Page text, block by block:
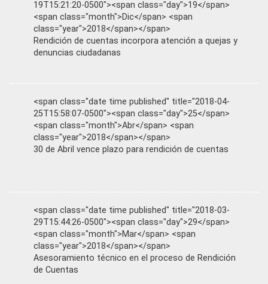
19T15:21:20-0500"><span class="day">19</span>
<span class="month">Dic</span> <span
class="year">2018</span></span>
Rendición de cuentas incorpora atención a quejas y
denuncias ciudadanas
<span class="date time published" title="2018-04-
25T15:58:07-0500"><span class="day">25</span>
<span class="month">Abr</span> <span
class="year">2018</span></span>
30 de Abril vence plazo para rendición de cuentas
<span class="date time published" title="2018-03-
29T15:44:26-0500"><span class="day">29</span>
<span class="month">Mar</span> <span
class="year">2018</span></span>
Asesoramiento técnico en el proceso de Rendición
de Cuentas